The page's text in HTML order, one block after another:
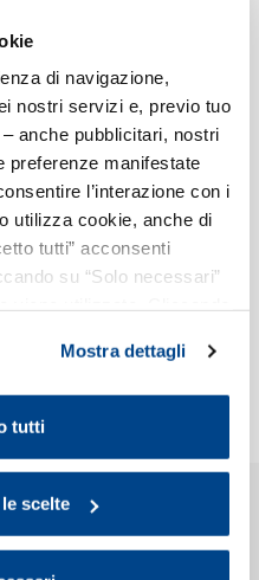
di navigazione,
nostri servizi e, previo tuo
anche pubblicitari, nostri
preferenze manifestate
l’interazione con i
utilizza cookie, anche di
tutti” acconsenti
su “Solo necessari”
categoria di
consulta la
Mostra dettagli
tutti
scelte
Group S.r.l.
DI SECCHI LUCA
-20action
S.r.l.
- Utopia Lab S.r.l.